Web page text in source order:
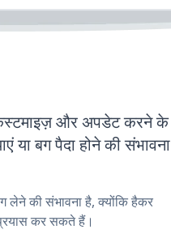
और अपडेट करने के
बग पैदा होने की संभावना
लेने की संभावना है, क्योंकि हैकर
कर सकते हैं।